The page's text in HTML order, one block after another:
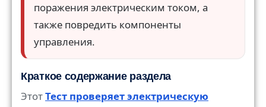
поражения электрическим током, а
также повредить компоненты
управления.
Краткое содержание раздела
ЭтотТест проверяет электрическую